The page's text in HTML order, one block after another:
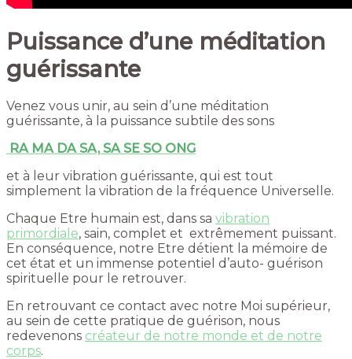
Puissance d’une méditation
guérissante
Venez vous unir, au sein d’une méditation
guérissante, à la puissance subtile des sons
RA MA DA SA, SA SE SO ONG
et à leur vibration guérissante, qui est tout
simplement la vibration de la fréquence Universelle.
Chaque Etre humain est, dans sa vibration
primordiale, sain, complet et extrêmement puissant.
En conséquence, notre Etre détient la mémoire de
cet état et un immense potentiel d’auto- guérison
spirituelle pour le retrouver.
En retrouvant ce contact avec notre Moi supérieur,
au sein de cette pratique de guérison, nous
redevenons créateur de notre monde et de notre
corps.